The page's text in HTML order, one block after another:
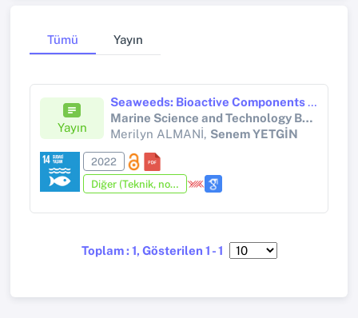
Tümü Yayın
Yayın
Seaweeds: Bioactive Components and Properties, Potential Risk Factors, Uses, Extraction and Purification Methods
Marine Science and Technology Bulletin
Merilyn ALMANİ, Senem YETGİN
2022
Diğer (Teknik, not, yorum, vaka takdimi, editöre mektup, özet, kitap krıtiği, araştırma notu, bilirkişi raporu ve benzeri)
Toplam : 1, Gösterilen 1 - 1